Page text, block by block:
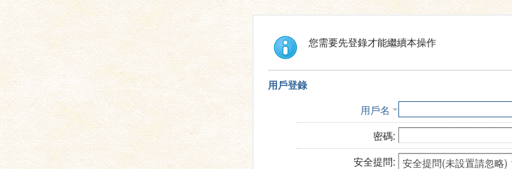
您需要先登錄才能繼續本操作
用戶登錄
用戶名
密碼:
安全提問: